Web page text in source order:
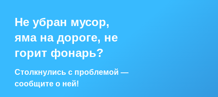
Не убран мусор,
яма на дороге, не
горит фонарь?
Столкнулись с проблемой —
сообщите о ней!